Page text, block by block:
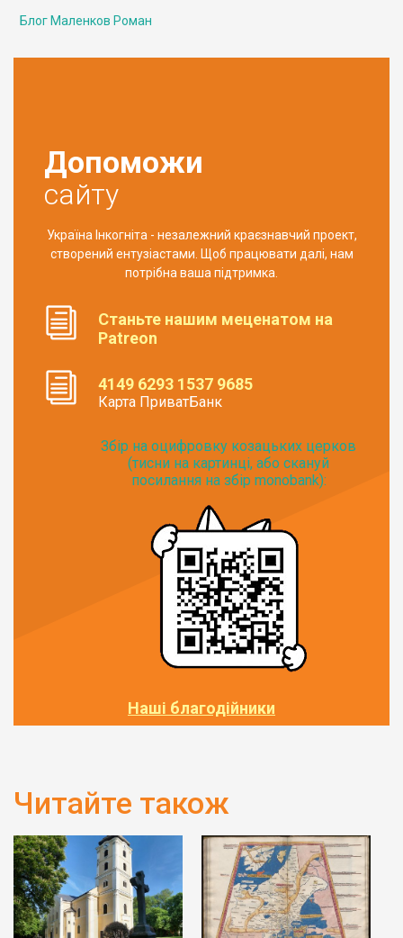
Блог Маленков Роман
Допоможи
сайту
Україна Інкогніта - незалежний краєзнавчий проект,
створений ентузіастами. Щоб працювати далі, нам
потрібна ваша підтримка.
Станьте нашим меценатом на
Patreon
4149 6293 1537 9685
Карта ПриватБанк
Збір на оцифровку козацьких церков
(тисни на картинці, або скануй
посилання на збір monobank):
Наші благодійники
Читайте також